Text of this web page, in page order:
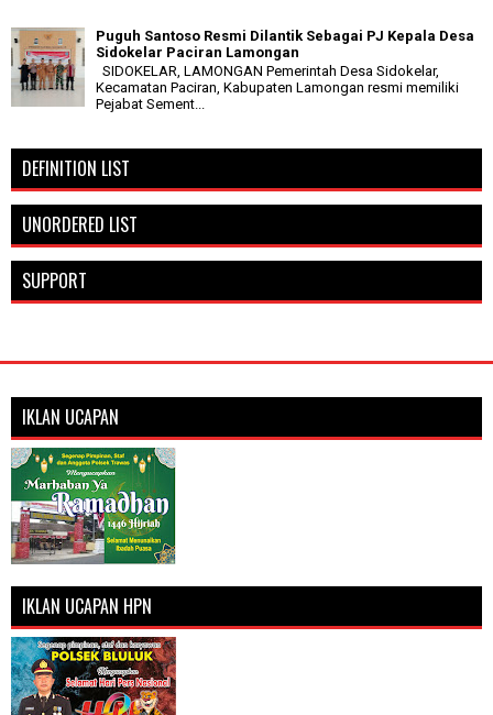
Puguh Santoso Resmi Dilantik Sebagai PJ Kepala Desa
Sidokelar Paciran Lamongan
SIDOKELAR, LAMONGAN Pemerintah Desa Sidokelar,
Kecamatan Paciran, Kabupaten Lamongan resmi memiliki
Pejabat Sement...
DEFINITION LIST
UNORDERED LIST
SUPPORT
IKLAN UCAPAN
IKLAN UCAPAN HPN